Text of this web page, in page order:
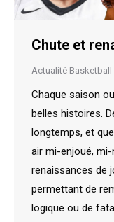
Chute et
Actualité Basketball
Chaque saison
belles histoires.
longtemps, et
air mi-enjoué,
renaissances de
permettant de
logique ou de